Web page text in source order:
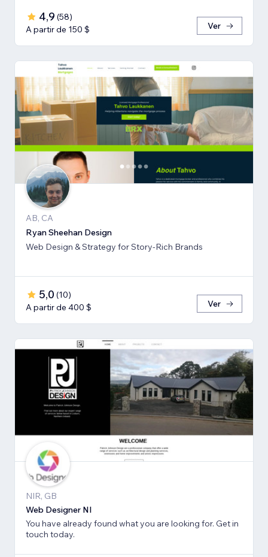
4,9 (58)
A partir de 150 $
Ver
AB, CA
Ryan Sheehan Design
Web Design & Strategy for Story-Rich Brands
5,0 (10)
A partir de 400 $
Ver
NIR, GB
Web Designer NI
You have already found what you are looking for. Get in
touch today.